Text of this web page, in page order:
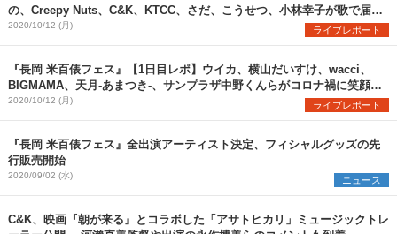
の、Creepy Nuts、C&K、KTCC、さだ、こうせつ、小林幸子が歌で届け
た未来への希望
2020/10/12 (月) ライブレポート
『長岡 米百俵フェス』【1日目レポ】ウイカ、横山だいすけ、wacci、
BIGMAMA、天月-あまつき-、サンプラザ中野くんらがコロナ禍に笑顔と
希望を届ける
2020/10/12 (月) ライブレポート
『長岡 米百俵フェス』全出演アーティスト決定、フィシャルグッズの先
行販売開始
2020/09/02 (水) ニュース
C&K、映画『朝が来る』とコラボした「アサトヒカリ」ミュージックトレ